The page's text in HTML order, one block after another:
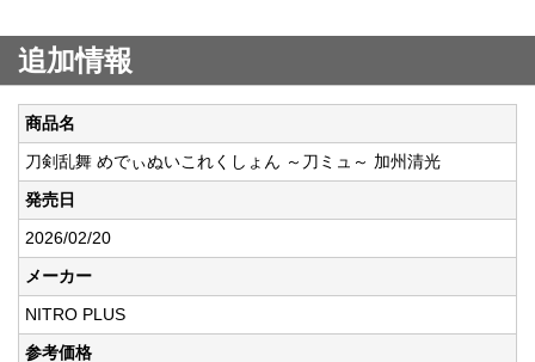
追加情報
商品名
刀剣乱舞 めでぃぬいこれくしょん ～刀ミュ～ 加州清光
発売日
2026/02/20
メーカー
NITRO PLUS
参考価格